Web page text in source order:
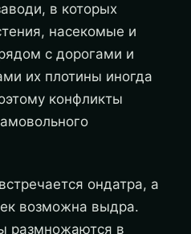
в которых
насекомые и
с дорогами и
их плотины иногда
конфликты
ондатра, а
возможна выдра.
размножаются в